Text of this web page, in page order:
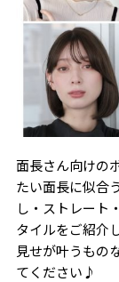
面長さん向けの
たい面長に似合
し・ストレート
タイルをご紹介
見せが叶うもの
てください♪